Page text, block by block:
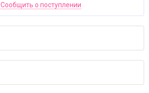
Сообщить о поступлении